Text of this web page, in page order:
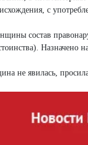
с
состав
Назначено
не явилась, просила